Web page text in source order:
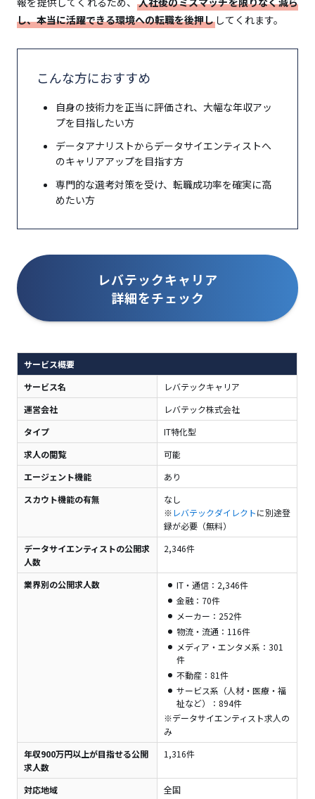
ステップ3：求人紹介と応募
Q. 完全未経験からデータサイエンティストに転職でき
ますか？
Q. データサイエンティストへの転職で有利になる資格
はありますか？
Q. 転職エージェントの利用はなぜ無料なのです
か？
し、本当に活躍できる環境への転職を後押し してくれます。
こんな方におすすめ
自身の技術力を正当に評価され、大幅な年収アッ
プを目指したい方
データアナリストからデータサイエンティストへ
のキャリアアップを目指す方
専門的な選考対策を受け、転職成功率を確実に高
めたい方
レバテックキャリア
詳細をチェック
サービス概要
サービス名
レバテックキャリア
運営会社
レバテック株式会社
タイプ
IT特化型
求人の閲覧
可能
エージェント機能
あり
スカウト機能の有無
なし
※ レバテックダイレクトに別途登
録が必要（無料）
データサイエンティストの公開求
人数
2,346件
業界別の公開求人数
IT・通信：2,346件
金融：70件
メーカー：252件
物流・流通：116件
メディア・エンタメ系：301
件
不動産：81件
サービス系（人材・医療・福
祉など）：894件
※データサイエンティスト求人の
み
年収900万円以上が目指せる公開
求人数
1,316件
対応地域
全国